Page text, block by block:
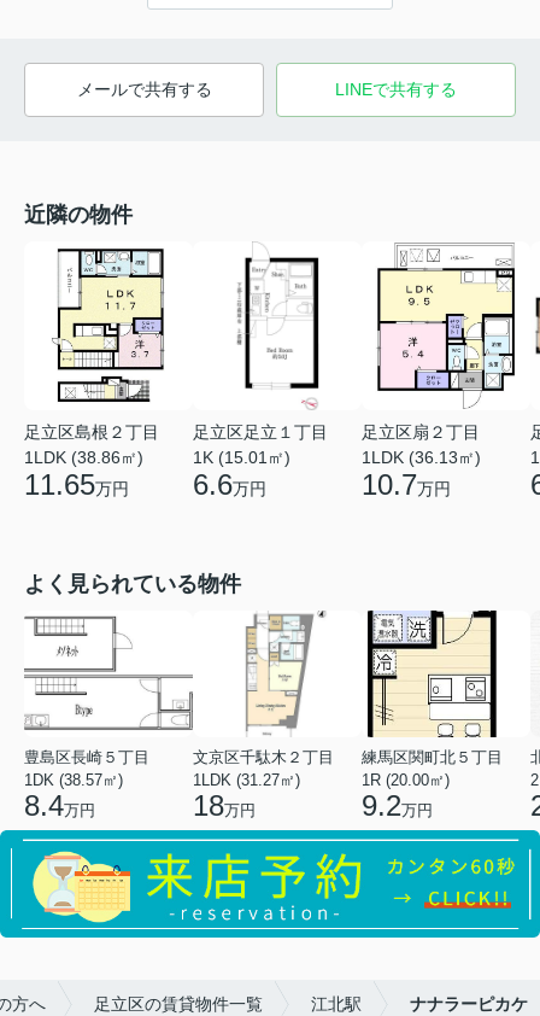
メールで共有する LINEで共有する
近隣の物件
足立区島根２丁目
1LDK (38.86㎡)
11.65万円
足立区足立１丁目
1K (15.01㎡)
6.6万円
足立区扇２丁目
1LDK (36.13㎡)
10.7万円
よく見られている物件
豊島区長崎５丁目
1DK (38.57㎡)
8.4万円
文京区千駄木２丁目
1LDK (31.27㎡)
18万円
練馬区関町北５丁目
1R (20.00㎡)
9.2万円
方へ 足立区の賃貸物件一覧 江北駅 ナナラーピカケ